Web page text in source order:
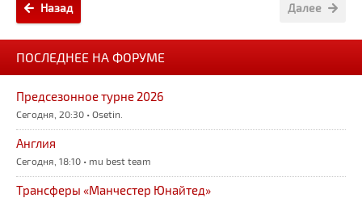
Назад Далее
ПОСЛЕДНЕЕ НА ФОРУМЕ
Предсезонное турне 2026
Сегодня, 20:30 • Osetin.
Англия
Сегодня, 18:10 • mu best team
Трансферы «Манчестер Юнайтед»